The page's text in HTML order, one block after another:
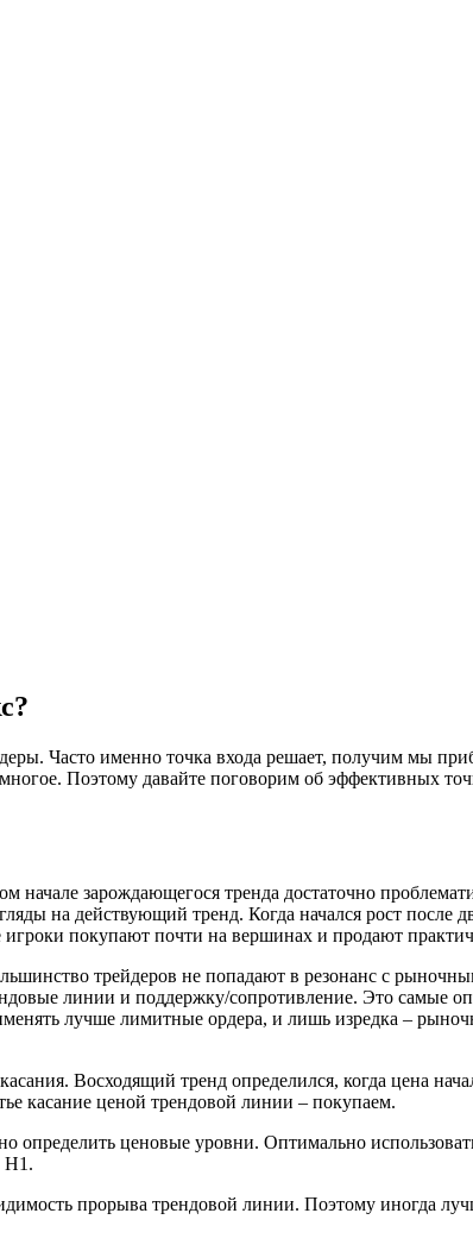
Часто именно точка входа решает, получим мы
Поэтому давайте поговорим об эффективных
начале зарождающегося тренда достаточно
на действующий тренд. Когда начался рост
покупают почти на вершинах и продают
трейдеров не попадают в резонанс с
линии и поддержку/сопротивление. Это самые
лучше лимитные ордера, и лишь изредка –
Восходящий тренд определился, когда цена
касание ценой трендовой линии – покупаем.
определить ценовые уровни. Оптимально
Н1.
прорыва трендовой линии. Поэтому иногда